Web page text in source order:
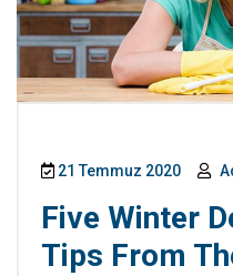
21 Temmuz 2020
Five Winter
Tips From